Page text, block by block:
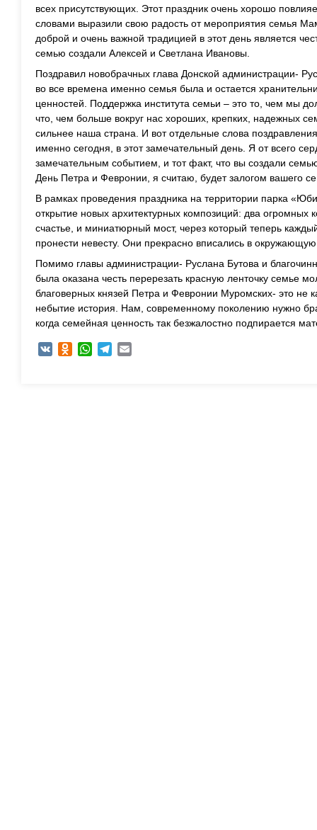
всех присутствующих. Этот праздник очень хорошо
словами выразили свою радость от мероприятия семья
доброй и очень важной традицией в этот день является
семью создали Алексей и Светлана Ивановы.
Поздравил новобрачных глава Донской администрации-
во все времена именно семья была и остается
ценностей. Поддержка института семьи – это то, чем мы
что, чем больше вокруг нас хороших, крепких, надежных
сильнее наша страна. И вот отдельные слова
именно сегодня, в этот замечательный день. Я от всего
замечательным событием, и тот факт, что вы создали
День Петра и Февронии, я считаю, будет залогом вашего
В рамках проведения праздника на территории парка
открытие новых архитектурных композиций: два
счастье, и миниатюрный мост, через который теперь
пронести невесту. Они прекрасно вписались в окружающую
Помимо главы администрации- Руслана Бутова и
была оказана честь перерезать красную ленточку семье
благоверных князей Петра и Февронии Муромских- это не
небытие история. Нам, современному поколению нужно
когда семейная ценность так безжалостно подпирается
VK Odnoklassniki
WhatsAppTelegram